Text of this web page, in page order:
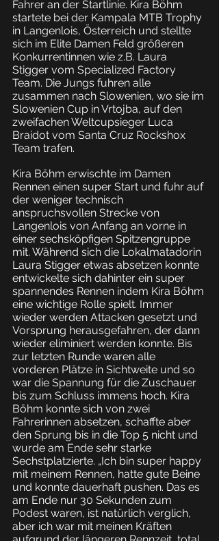
Fahrer an der Startlinie. Kira Böhm
startete bei der Kampala MTB Trophy
in Langenlois, Österreich und stellte
sich im Elite Damen Feld größeren
Konkurrentinnen wie z.B. Laura
Stigger vom Specialized Factory
Team. Die Jungs fuhren alle
zusammen nach Slowenien, wo sie im
Slowenien Cup in Vrtojba, auf den
zweifachen Weltcupsieger Luca
Braidot vom Santa Cruz Rockshox
Team trafen.
Kira Böhm erwischte im Damen
Rennen einen super Start und fuhr auf
der weniger technisch
anspruchsvollen Strecke von
Langenlois von Anfang an vorne in
einer sechsköpfigen Spitzengruppe
mit. Während sich die Lokalmatadorin
Laura Stigger etwas absetzen konnte
entwickelte sich dahinter ein super
spannendes Rennen indem Kira Böhm
eine wichtige Rolle spielt. Immer
wieder werden Attacken gesetzt und
Vorsprung herausgefahren, der dann
wieder eliminiert werden konnte. Bis
zur letzten Runde waren alle
vorderen Plätze in Sichtweite und so
war die Spannung für die Zuschauer
bis zum Schluss immens hoch. Kira
Böhm konnte sich von zwei
Fahrerinnen absetzen, schaffte aber
den Sprung bis in die Top 5 nicht und
wurde am Ende sehr starke
Sechstplatzierte. „Ich bin super happy
mit meinem Rennen, hatte gute Beine
und konnte dauerhaft pushen. Das es
am Ende nur 30 Sekunden zum
Podest waren, ist natürlich verglich,
aber ich war mit meinen Kräften